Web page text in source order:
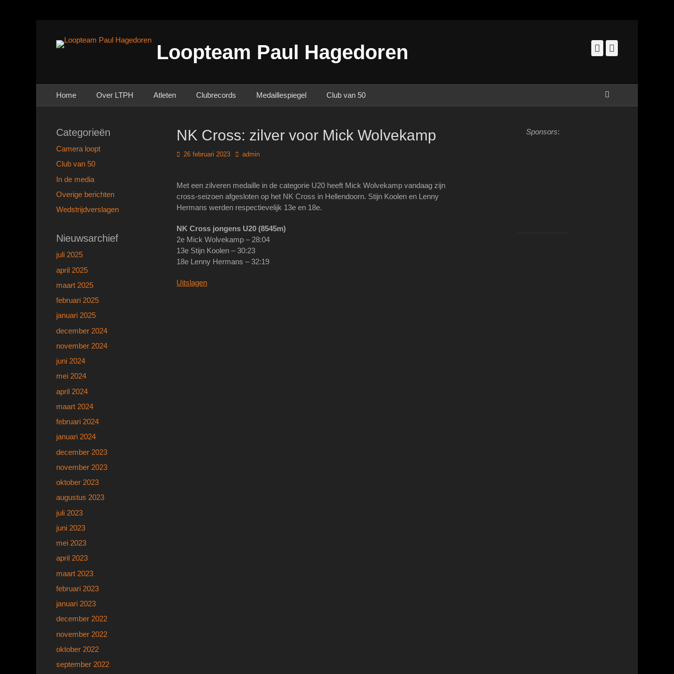
Loopteam Paul Hagedoren Facebook
Primair menu
naar
Home Over LTPH Atleten Clubrecords Medaillespiegel Club van 50
NK Cross: zilver voor Mick Wolvekamp
Geplaatst
26 februari 2023 Author
admin
Met een zilveren medaille in de categorie U20 heeft Mick Wolvekamp vandaag zijn
cross-seizoen afgesloten op het NK Cross in Hellendoorn. Stijn Koolen en Lenny
Hermans werden respectievelijk 13e en 18e.
NK Cross jongens U20 (8545m)
2e Mick Wolvekamp – 28:04
13e Stijn Koolen – 30:23
18e Lenny Hermans – 32:19
Uitslagen
Sponsors:
Categorieën
Camera loopt
Club van 50
In de media
Overige berichten
Wedstrijdverslagen
Nieuwsarchief
juli 2025
april 2025
maart 2025
februari 2025
januari 2025
december 2024
november 2024
juni 2024
mei 2024
april 2024
maart 2024
februari 2024
januari 2024
december 2023
november 2023
oktober 2023
augustus 2023
juli 2023
juni 2023
mei 2023
april 2023
maart 2023
februari 2023
januari 2023
december 2022
november 2022
oktober 2022
september 2022